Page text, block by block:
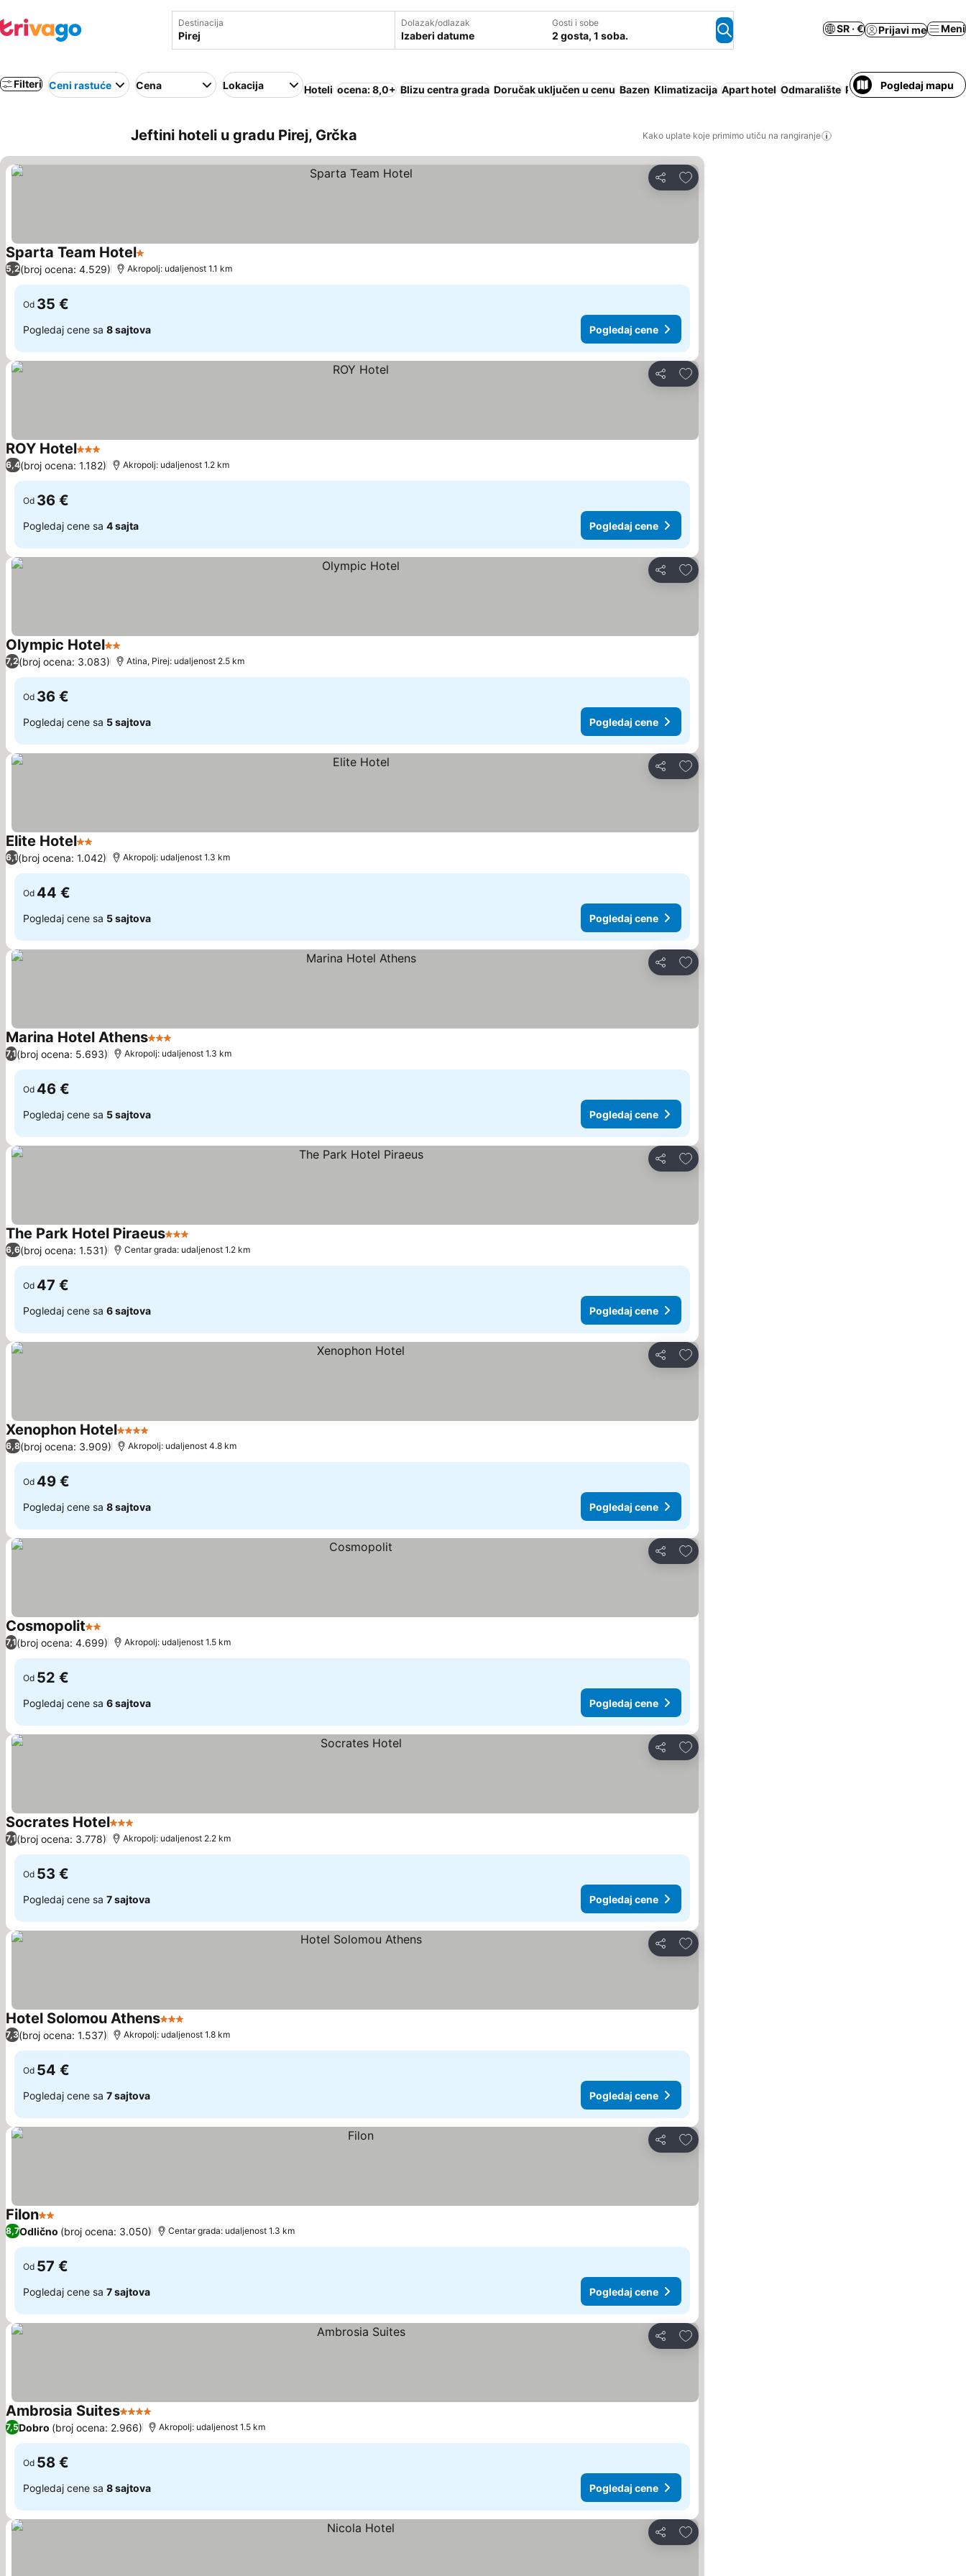
Destinacija Dolazak/odlazak
Izaberi datume
Gosti i sobe
2 gosta, 1 soba.
SR · € Prijavi me Meni
Filteri Ceni rastuće Cena Lokacija Hoteli ocena: 8,0+ Blizu centra grada Doručak uključen u cenu Bazen Klimatizacija Apart hotel Odmaralište Plaža Parking
Pogledaj mapu
Jeftini hoteli u gradu Pirej, Grčka Kako uplate koje primimo utiču na rangiranje
Deli
Dodati u favorite
Sparta Team Hotel1 Zvezdice
5,2(broj ocena: 4.529) Akropolj: udaljenost 1.1 km
Od 35 €
Pogledaj cene sa 8 sajtova Pogledaj cene
Deli
Dodati u favorite
ROY Hotel3 Zvezdice
6,4(broj ocena: 1.182) Akropolj: udaljenost 1.2 km
Od 36 €
Pogledaj cene sa 4 sajta Pogledaj cene
Deli
Dodati u favorite
Olympic Hotel2 Zvezdice
7,2(broj ocena: 3.083) Atina, Pirej: udaljenost 2.5 km
Od 36 €
Pogledaj cene sa 5 sajtova Pogledaj cene
Deli
Dodati u favorite
Elite Hotel2 Zvezdice
6,1(broj ocena: 1.042) Akropolj: udaljenost 1.3 km
Od 44 €
Pogledaj cene sa 5 sajtova Pogledaj cene
Deli
Dodati u favorite
Marina Hotel Athens3 Zvezdice
7,1(broj ocena: 5.693) Akropolj: udaljenost 1.3 km
Od 46 €
Pogledaj cene sa 5 sajtova Pogledaj cene
Deli
Dodati u favorite
The Park Hotel Piraeus3 Zvezdice
6,6(broj ocena: 1.531) Centar grada: udaljenost 1.2 km
Od 47 €
Pogledaj cene sa 6 sajtova Pogledaj cene
Deli
Dodati u favorite
Xenophon Hotel4 Zvezdice
6,8(broj ocena: 3.909) Akropolj: udaljenost 4.8 km
Od 49 €
Pogledaj cene sa 8 sajtova Pogledaj cene
Deli
Dodati u favorite
Cosmopolit2 Zvezdice
7,1(broj ocena: 4.699) Akropolj: udaljenost 1.5 km
Od 52 €
Pogledaj cene sa 6 sajtova Pogledaj cene
Deli
Dodati u favorite
Socrates Hotel3 Zvezdice
7,1(broj ocena: 3.778) Akropolj: udaljenost 2.2 km
Od 53 €
Pogledaj cene sa 7 sajtova Pogledaj cene
Deli
Dodati u favorite
Hotel Solomou Athens3 Zvezdice
7,3(broj ocena: 1.537) Akropolj: udaljenost 1.8 km
Od 54 €
Pogledaj cene sa 7 sajtova Pogledaj cene
Deli
Dodati u favorite
Filon2 Zvezdice
8,7Odlično (broj ocena: 3.050) Centar grada: udaljenost 1.3 km
Od 57 €
Pogledaj cene sa 7 sajtova Pogledaj cene
Deli
Dodati u favorite
Ambrosia Suites4 Zvezdice
7,5Dobro (broj ocena: 2.966) Akropolj: udaljenost 1.5 km
Od 58 €
Pogledaj cene sa 8 sajtova Pogledaj cene
Deli
Dodati u favorite